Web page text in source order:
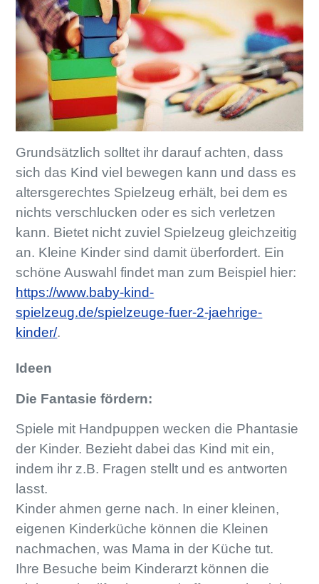
Grundsätzlich solltet ihr darauf achten, dass
sich das Kind viel bewegen kann und dass es
altersgerechtes Spielzeug erhält, bei dem es
nichts verschlucken oder es sich verletzen
kann. Bietet nicht zuviel Spielzeug gleichzeitig
an. Kleine Kinder sind damit überfordert. Ein
schöne Auswahl findet man zum Beispiel hier:
https://www.baby-kind-
spielzeug.de/spielzeuge-fuer-2-jaehrige-
kinder/.
Ideen
Die Fantasie fördern:
Spiele mit Handpuppen wecken die Phantasie
der Kinder. Bezieht dabei das Kind mit ein,
indem ihr z.B. Fragen stellt und es antworten
lasst.
Kinder ahmen gerne nach. In einer kleinen,
eigenen Kinderküche können die Kleinen
nachmachen, was Mama in der Küche tut.
Ihre Besuche beim Kinderarzt können die